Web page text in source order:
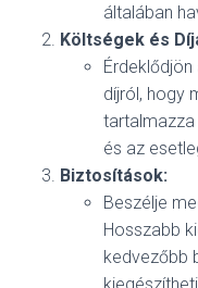
általában
Költségek és
díjról, hogy
és az
Biztosítások:
Beszélje
Hosszabb
kedvezőbb